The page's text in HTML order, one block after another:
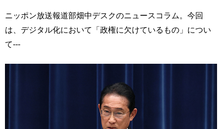
ニッポン放送報道部畑中デスクのニュースコラム。今回
は、デジタル化において「政権に欠けているもの」につい
て---